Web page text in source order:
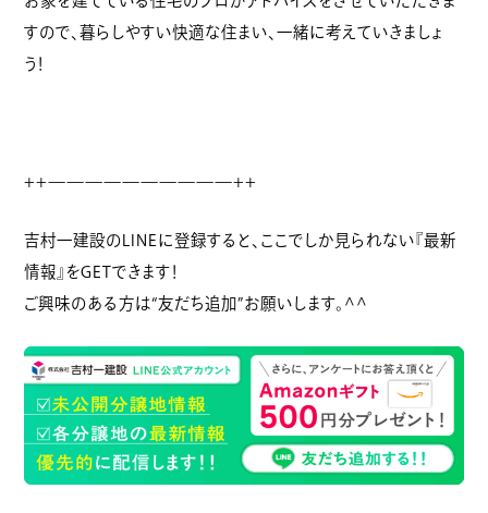
すので、暮らしやすい快適な住まい、一緒に考えていきましょ
う！
++——————————++
吉村一建設のLINEに登録すると、ここでしか見られない『最新
情報』をGETできます！
ご興味のある方は“友だち追加”お願いします。^^